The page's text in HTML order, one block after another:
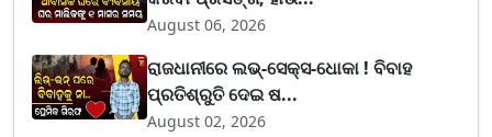
August 06, 2026
ରାଜଧାନୀରେ ଲଭ୍-ସେକ୍ସ-ଧୋକା ! ବିବାହ
ପ୍ରତିଶ୍ରୁତି ଦେଇ ଷ...
August 02, 2026